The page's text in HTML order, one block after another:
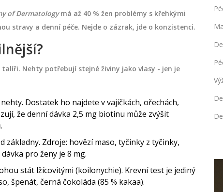
of Dermatologymá až 40 % žen problémy s křehkými
stravy a denní péče. Nejde o zázrak, jde o konzistenci.
Nehty potřebují stejné živiny jako vlasy - jen je
Dostatek ho najdete v vajíčkách, ořechách,
že denní dávka 2,5 mg biotinu může zvýšit
základny. Zdroje: hovězí maso, tyčinky z tyčinky,
pro ženy je 8 mg.
stát lžícovitými (koilonychie). Krevní test je jediný
špenát, černá čokoláda (85 % kakaa).
ZDRAVÍ